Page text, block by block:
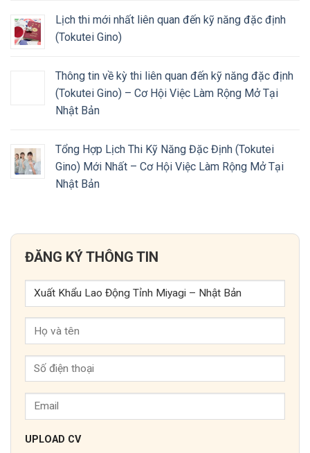
Lịch thi mới nhất liên quan đến kỹ năng đặc định
(Tokutei Gino)
Thông tin về kỳ thi liên quan đến kỹ năng đặc định
(Tokutei Gino) – Cơ Hội Việc Làm Rộng Mở Tại
Nhật Bản
Tổng Hợp Lịch Thi Kỹ Năng Đặc Định (Tokutei
Gino) Mới Nhất – Cơ Hội Việc Làm Rộng Mở Tại
Nhật Bản
ĐĂNG KÝ THÔNG TIN
UPLOAD CV